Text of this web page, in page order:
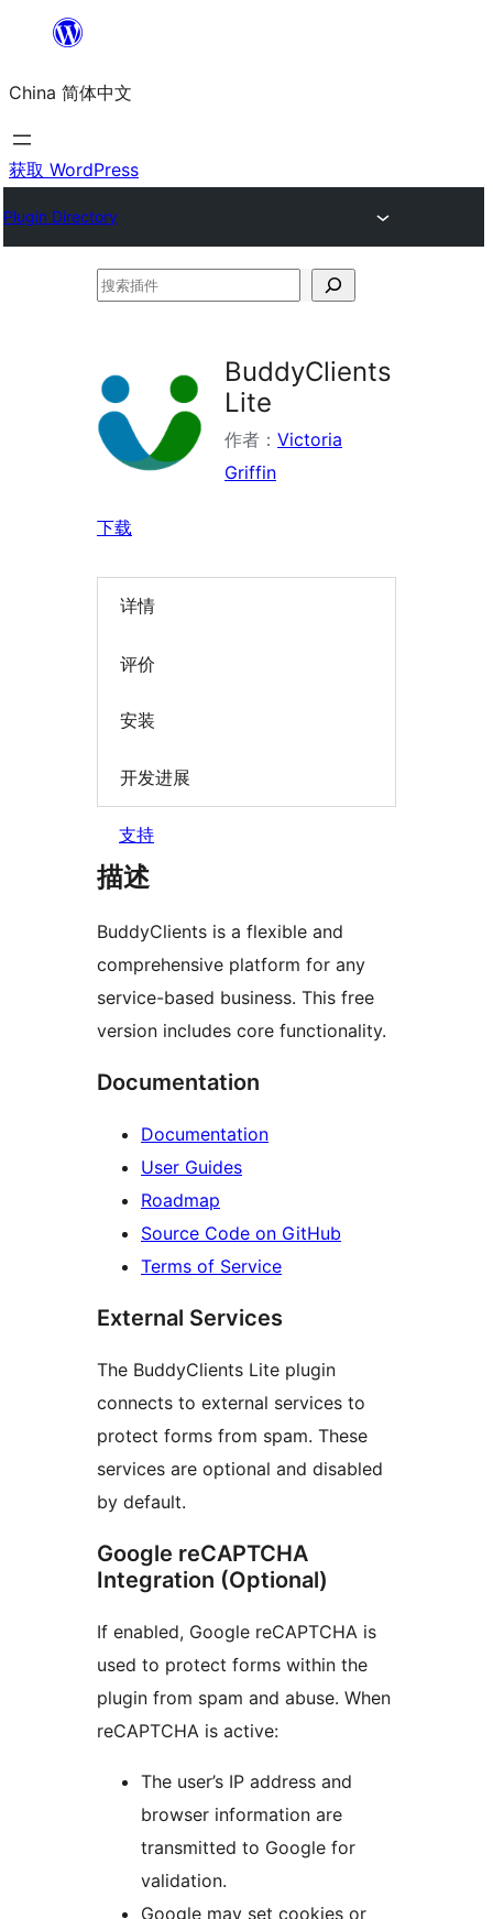
内
容
China 简体中文
获取 WordPress
Plugin Directory
搜
件
BuddyClients
Lite
作者： Victoria
Griffin
下载
详情
评价
安装
开发进展
支持
描述
BuddyClients is a flexible and
comprehensive platform for any
service-based business. This free
version includes core functionality.
Documentation
Documentation
User Guides
Roadmap
Source Code on GitHub
Terms of Service
External Services
The BuddyClients Lite plugin
connects to external services to
protect forms from spam. These
services are optional and disabled
by default.
Google reCAPTCHA
Integration (Optional)
If enabled, Google reCAPTCHA is
used to protect forms within the
plugin from spam and abuse. When
reCAPTCHA is active:
The user’s IP address and
browser information are
transmitted to Google for
validation.
Google may set cookies or